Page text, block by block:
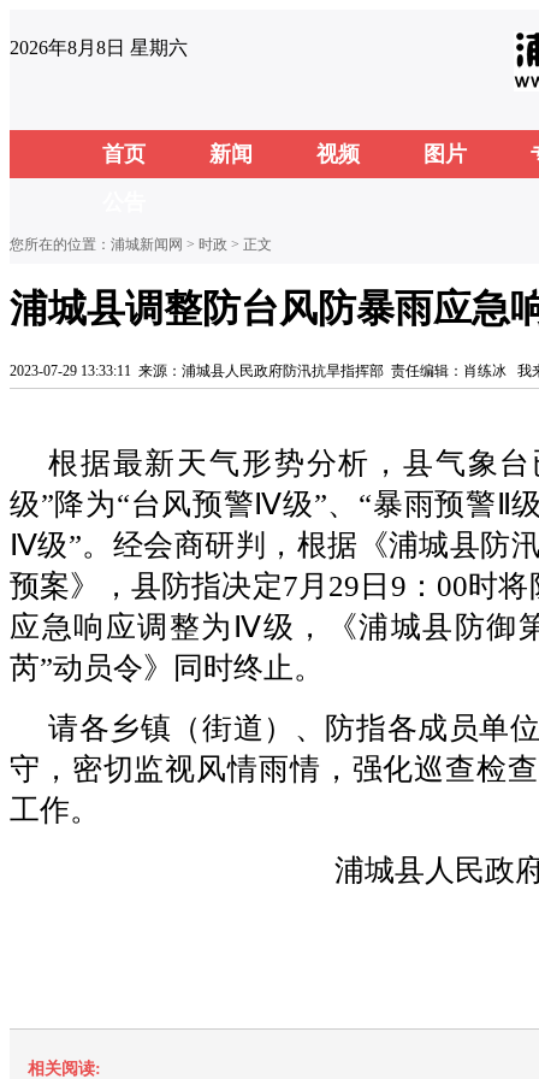
2026年8月8日 星期六
首页 新闻 视频 图片
您所在的位置： 浦城新闻网 > 时政 > 正文
浦城县调整防台风防暴雨应急
2023-07-29 13:33:11 来源：浦城县人民政府防汛抗旱指挥部 责任编辑：肖练冰 我
根据最新天气形势分析，县气象
级”降为“台风预警Ⅳ级”、“暴雨预警Ⅱ
Ⅳ级”。经会商研判，根据《浦城县防
预案》，县防指决定7月29日9：00时
应急响应调整为Ⅳ级，《浦城县防御
芮”动员令》同时终止。
请各乡镇（街道）、防指各成员单
守，密切监视风情雨情，强化巡查检
工作。
浦城县人民政
相关阅读: